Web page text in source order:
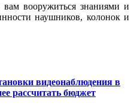
вооружиться знаниями и
наушников, колонок и
видеонаблюдения в
рассчитать бюджет